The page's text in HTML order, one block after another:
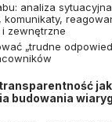
analiza
komunikaty,
zewnętrzne
„trudne
budowania